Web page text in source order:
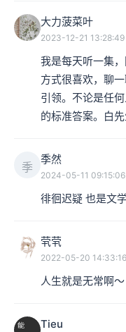
大力菠菜叶
2023-12-21 13:28:49
我是每天听一集
方式很喜欢，聊
引领。不论是任
的标准答案。白
季
季然
2024-05-11 09:15:06
徘徊迟疑 也是文
茕茕
2022-05-20 14:33:16
人生就是无常啊～
Tieu